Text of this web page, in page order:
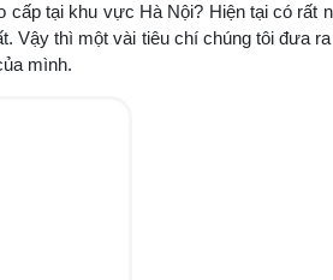
cấp tại khu vực Hà Nội? Hiện tại có rất
Vậy thì một vài tiêu chí chúng tôi đưa
mình.